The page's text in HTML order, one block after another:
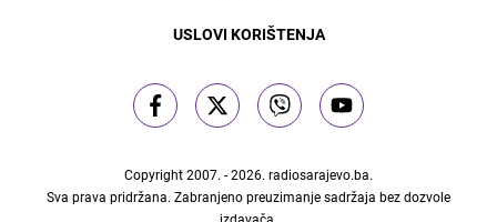
USLOVI KORIŠTENJA
Copyright 2007. - 2026. radiosarajevo.ba.
Sva prava pridržana. Zabranjeno preuzimanje sadržaja bez dozvole